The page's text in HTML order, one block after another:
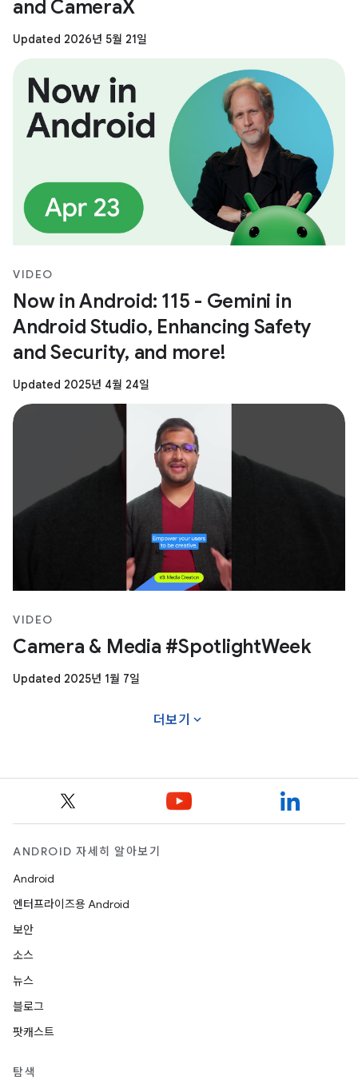
and CameraX
Updated 2026년 5월 21일
VIDEO
Now in Android: 115 - Gemini in
Android Studio, Enhancing Safety
and Security, and more!
Updated 2025년 4월 24일
VIDEO
Camera & Media #SpotlightWeek
Updated 2025년 1월 7일
더보기 expand_more
ANDROID 자세히 알아보기
Android
엔터프라이즈용 Android
보안
소스
뉴스
블로그
팟캐스트
탐색